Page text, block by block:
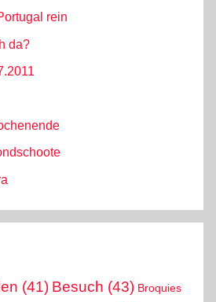
rein
da?
(41) Besuch (43) Broquies